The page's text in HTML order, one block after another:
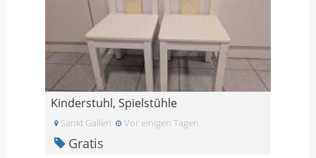
Kinderstuhl, Spielstühle
Sankt Gallen Vor einigen Tagen
Gratis